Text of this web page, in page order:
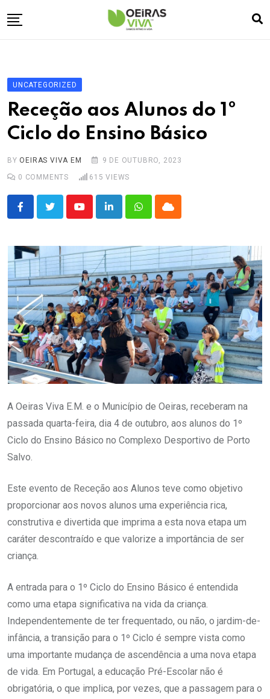
to
Oeiras Marina
Cultura🎭
Turismo ✈️
Atividades 💬
UNCATEGORIZED
Receção aos Alunos do 1º
Ciclo do Ensino Básico
BY OEIRAS VIVA EM
9 DE OUTUBRO, 2023
0 COMMENTS 615 VIEWS
YoutubeLinkedInWhatsappCloud
A Oeiras Viva E.M. e o Município de Oeiras, receberam na
passada quarta-feira, dia 4 de outubro, aos alunos do 1º
Ciclo do Ensino Básico no Complexo Desportivo de Porto
Salvo.
Este evento de Receção aos Alunos teve como objetivo
proporcionar aos novos alunos uma experiência rica,
construtiva e divertida que imprima a esta nova etapa um
caráter descontraído e que valorize a importância de ser
criança.
A entrada para o 1º Ciclo do Ensino Básico é entendida
como uma etapa significativa na vida da criança.
Independentemente de ter frequentado, ou não, o jardim-de-
infância, a transição para o 1º Ciclo é sempre vista como
uma importante mudança de ascendência a uma nova etapa
de vida. Em Portugal, a educação Pré-Escolar não é
obrigatória, o que implica, por vezes, que a passagem para o